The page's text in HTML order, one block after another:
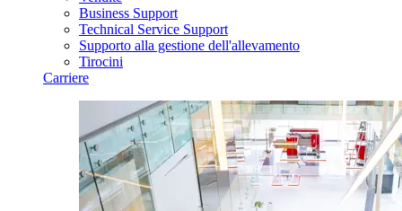
Business Support
Technical Service Support
Supporto alla gestione dell'allevamento
Tirocini
Carriere